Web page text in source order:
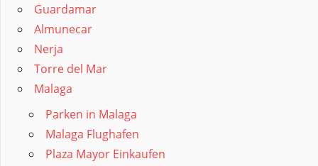
Guardamar
Almunecar
Nerja
Torre del Mar
Malaga
Parken in Malaga
Malaga Flughafen
Plaza Mayor Einkaufen